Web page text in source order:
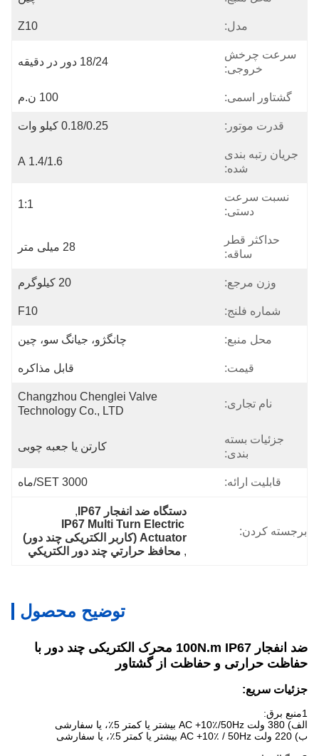
مدل: Z10
سرعت چرخش
خروجی:
18/24 دور در دقیقه
گشتاور اسمی: 100 ن.م
قدرت موتور: 0.18/0.25 کیلو وات
جریان رتبه بندی
شده:
1.4/1.6 A
نسبت سرعت
دستی:
1:1
حداکثر قطر
ساقه:
28 میلی متر
وزن مرجع: 20 کیلوگرم
شماره فلنج: F10
محل منبع: چانگژو، جیانگ سو، چین
قیمت: قابل مذاکره
نام تجاری:
Changzhou Chenglei Valve
Technology Co., LTD
جزئیات بسته
بندی:
کارتن یا جعبه چوبی
قابلیت ارائه: 3000 SET/ماه
برجسته کردن:
دستگاه ضد انفجار IP67
,
IP67 Multi Turn Electric
Actuator (کاربر الکتریکی چند دور)
, محافظ حرارتي چند دور الکتريکي
توضیح محصول
ضد انفجار
100N.m IP67 محرک الکتریکی چند دور با
حفاظت حرارتی و حفاظت از گشتاور
جزئیات سریع:
الف) 380 ولت AC +10٪/50Hz بیشتر یا کمتر 5٪، یا سفارشی
ب) 220 ولت AC +10٪ / 50Hz بیشتر یا کمتر 5٪، یا سفارشی